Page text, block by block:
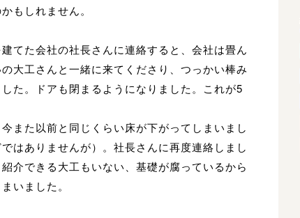
もしれません。
てた会社の社長さんに連絡すると、会社は畳ん
大工さんと一緒に来てくださり、つっかい棒み
た。ドアも閉まるようになりました。これが5
また以前と同じくらい床が下がってしまいまし
はありませんが）。社長さんに再度連絡しまし
介できる大工もいない、基礎が腐っているから
いました。